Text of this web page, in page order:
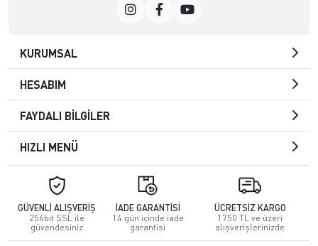
KURUMSAL
HESABIM
FAYDALI BİLGİLER
HIZLI MENÜ
GÜVENLİ ALIŞVERİŞ
256bit SSL ile
güvendesiniz
İADE GARANTİSİ
14 gün içinde iade
garantisi
ÜCRETSİZ KARGO
1750 TL ve üzeri
alışverişlerinizde